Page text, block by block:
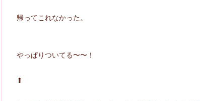
帰ってこれなかった。
やっぱりついてる〜〜！
⬆︎